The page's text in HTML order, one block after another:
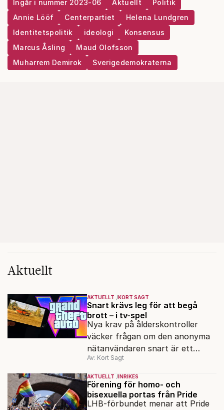
Ingår i nummer 2023-06 Aktuellt
Politik
Annie Lööf
Centerpartiet
Helena Lundgren
Identitetspolitik
ideologi
Konsensus
Marcus Åsling
Maud Olofsson
Muharrem Demirok
Sverigedemokraterna
Aktuellt
AKTUELLT KORT SAGT
Snart krävs leg för att begå
brott – i tv-spel
Nya krav på ålderskontroller
väcker frågan om den anonyma
nätanvändaren snart är ett
minne blott.
Av: Kort Sagt
AKTUELLT INRIKES
Förening för homo- och
bisexuella portas från Pride
LHB-förbundet menar att Pride